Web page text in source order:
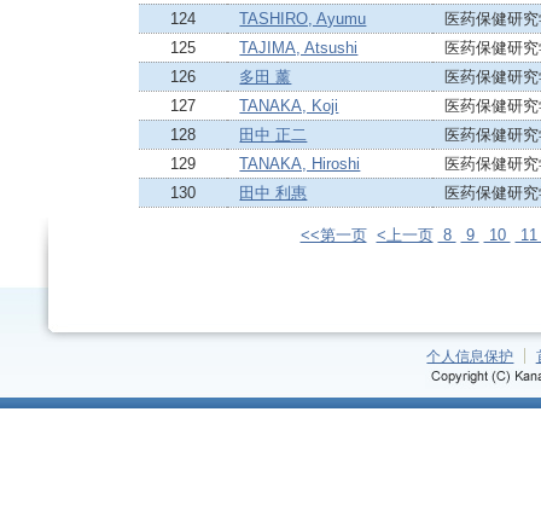
124
TASHIRO, Ayumu
医药保健研
125
TAJIMA, Atsushi
医药保健研
126
多田 薰
医药保健研
127
TANAKA, Koji
医药保健研
128
田中 正二
医药保健研
129
TANAKA, Hiroshi
医药保健研
130
田中 利惠 医药保健研
<<第一页 <上一页 8 9 10 11
个人信息保护